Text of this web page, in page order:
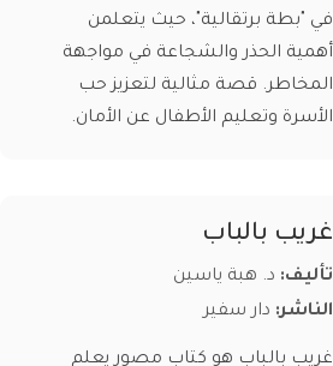
في "بطة برتقالية"، حيث يتعلمن
أهمية الحذر والشجاعة في مواجهة
المخاطر. قصة مثالية لتعزيز حب
الأسرة وتعليم الأطفال عن الأمان.
غريب بالباب
تأليف: د. هبة ياسين
الناشر: دار سفير
غريب بالباب هو كتاب مصور يعلم